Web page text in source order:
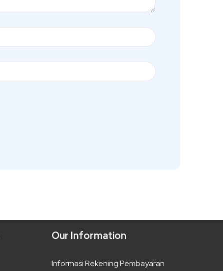
Our Information
Informasi Rekening Pembayaran